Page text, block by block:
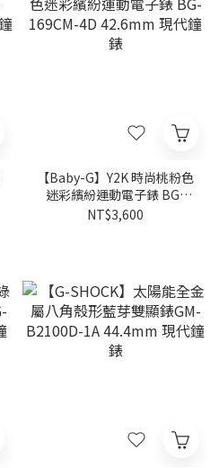
【Baby-G】Y2K 時尚桃粉色
迷彩繽紛運動電子錶 BG-
169CM-4D 42.6mm 現代鐘
NT$3,600